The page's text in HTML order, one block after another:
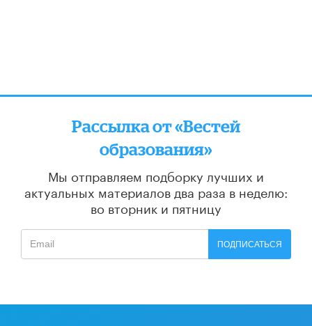
Рассылка от «Вестей
образования»
Мы отправляем подборку лучших и
актуальных материалов два раза в неделю:
во вторник и пятницу
ПОДПИСАТЬСЯ